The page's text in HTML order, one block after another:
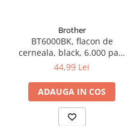
Brother
BT6000BK, flacon de
cerneala, black, 6.000 pag,
Ink Benefit DCP-
44,99 Lei
ADAUGA IN COS